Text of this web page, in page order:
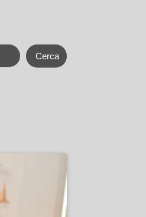
Cerca